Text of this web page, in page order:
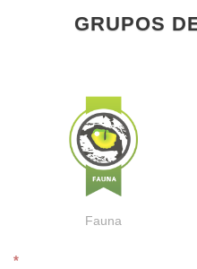
GRUPOS
Fauna
W
*